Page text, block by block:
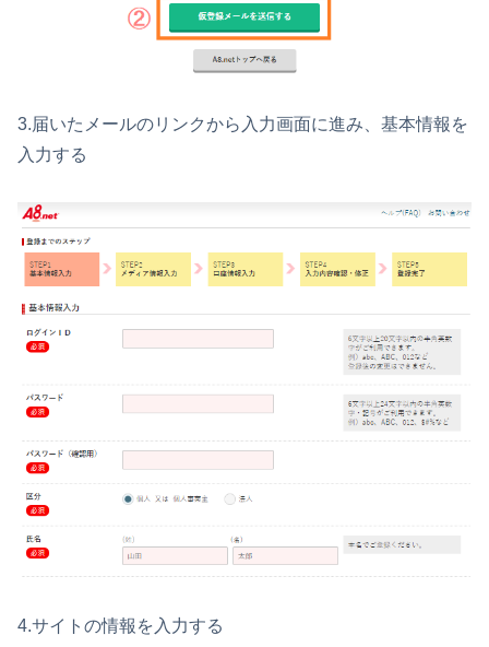
3.届いたメールのリンクから入力画面に進み、基本情報を
入力する
4.サイトの情報を入力する